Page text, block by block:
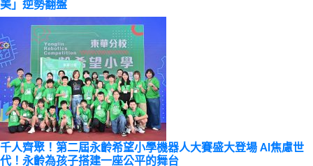
美」逆勢翻盤
千人齊聚！第二屆永齡希望小學機器人大賽盛大登場 AI焦慮世
代！永齡為孩子搭建一座公平的舞台